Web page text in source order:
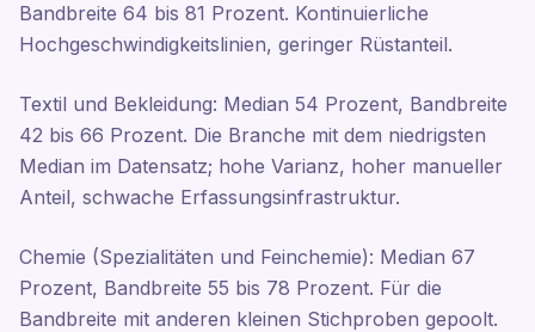
Bandbreite 64 bis 81 Prozent. Kontinuierliche
Hochgeschwindigkeitslinien, geringer Rüstanteil.
Textil und Bekleidung: Median 54 Prozent, Bandbreite
42 bis 66 Prozent. Die Branche mit dem niedrigsten
Median im Datensatz; hohe Varianz, hoher manueller
Anteil, schwache Erfassungsinfrastruktur.
Chemie (Spezialitäten und Feinchemie): Median 67
Prozent, Bandbreite 55 bis 78 Prozent. Für die
Bandbreite mit anderen kleinen Stichproben gepoolt.